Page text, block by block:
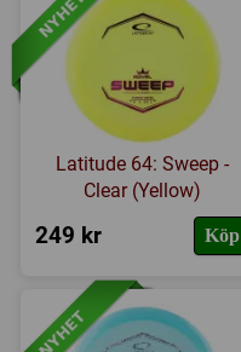
Latitude 64: Sweep -
Clear (Yellow)
249 kr Köp